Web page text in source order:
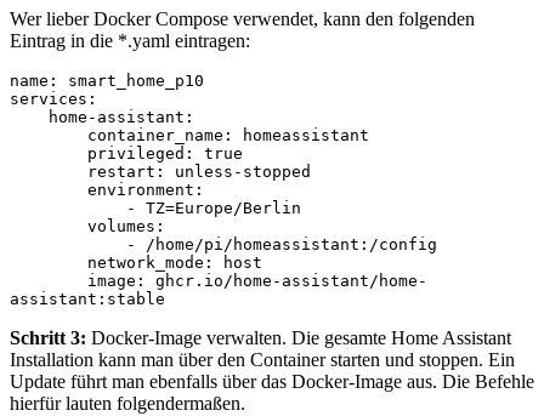
Wer lieber Docker Compose verwendet, kann den folgenden
Eintrag in die *.yaml eintragen:
name: smart_home_p10
services:
assistant:stable
Schritt 3: Docker-Image verwalten. Die gesamte Home Assistant
Installation kann man über den Container starten und stoppen. Ein
Update führt man ebenfalls über das Docker-Image aus. Die Befehle
hierfür lauten folgendermaßen.